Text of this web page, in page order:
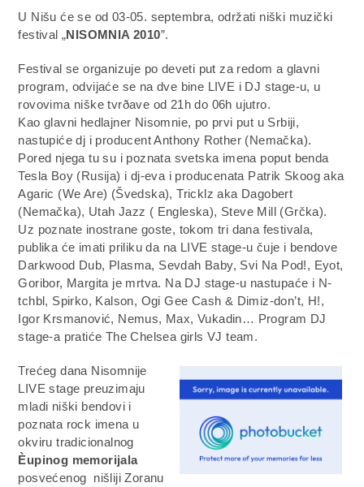
U Nišu će se od 03-05. septembra, održati niški muzički
festival „NISOMNIA 2010”.
Festival se organizuje po deveti put za redom a glavni
program, odvijaće se na dve bine LIVE i DJ stage-u, u
rovovima niške tvrðave od 21h do 06h ujutro.
Kao glavni hedlajner Nisomnie, po prvi put u Srbiji,
nastupiće dj i producent Anthony Rother (Nemačka).
Pored njega tu su i poznata svetska imena poput benda
Tesla Boy (Rusija) i dj-eva i producenata Patrik Skoog aka
Agaric (We Are) (Švedska), Tricklz aka Dagobert
(Nemačka), Utah Jazz ( Engleska), Steve Mill (Grčka).
Uz poznate inostrane goste, tokom tri dana festivala,
publika će imati priliku da na LIVE stage-u čuje i bendove
Darkwood Dub, Plasma, Sevdah Baby, Svi Na Pod!, Eyot,
Goribor, Margita je mrtva. Na DJ stage-u nastupaće i N-
tchbl, Spirko, Kalson, Ogi Gee Cash & Dimiz-don’t, H!,
Igor Krsmanović, Nemus, Max, Vukadin… Program DJ
stage-a pratiće The Chelsea girls VJ team.
Trećeg dana Nisomnije
LIVE stage preuzimaju
mladi niški bendovi i
poznata rock imena u
okviru tradicionalnog
Èupinog memorijala
posvećenog nišliji Zoranu